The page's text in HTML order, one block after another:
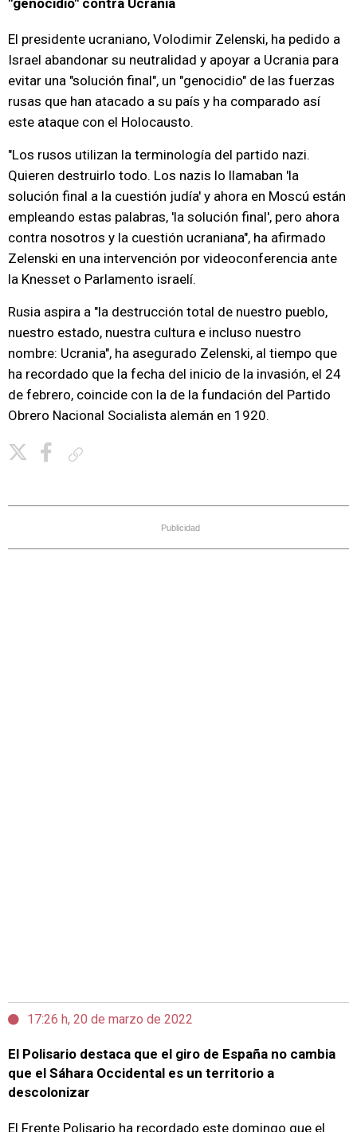
"genocidio" contra Ucrania
El presidente ucraniano, Volodimir Zelenski, ha pedido a
Israel abandonar su neutralidad y apoyar a Ucrania para
evitar una "solución final", un "genocidio" de las fuerzas
rusas que han atacado a su país y ha comparado así
este ataque con el Holocausto.
"Los rusos utilizan la terminología del partido nazi.
Quieren destruirlo todo. Los nazis lo llamaban 'la
solución final a la cuestión judía' y ahora en Moscú están
empleando estas palabras, 'la solución final', pero ahora
contra nosotros y la cuestión ucraniana", ha afirmado
Zelenski en una intervención por videoconferencia ante
la Knesset o Parlamento israelí.
Rusia aspira a "la destrucción total de nuestro pueblo,
nuestro estado, nuestra cultura e incluso nuestro
nombre: Ucrania", ha asegurado Zelenski, al tiempo que
ha recordado que la fecha del inicio de la invasión, el 24
de febrero, coincide con la de la fundación del Partido
Obrero Nacional Socialista alemán en 1920.
Publicidad
17:26 h, 20 de marzo de 2022
El Polisario destaca que el giro de España no cambia
que el Sáhara Occidental es un territorio a
descolonizar
El Frente Polisario ha recordado este domingo que el